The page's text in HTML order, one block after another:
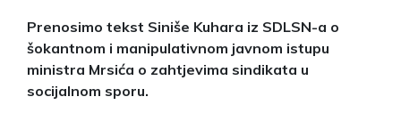
Prenosimo tekst Siniše Kuhara iz SDLSN-a o
šokantnom i manipulativnom javnom istupu
ministra Mrsića o zahtjevima sindikata u
socijalnom sporu.